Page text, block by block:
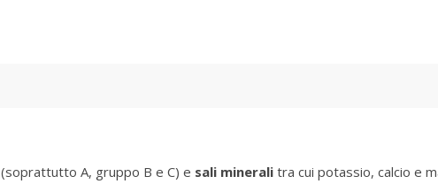
(soprattutto A, gruppo B e C) e sali minerali tra cui potassio, calcio e